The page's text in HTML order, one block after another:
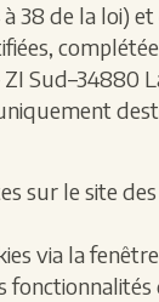
à 38 de la loi)
ZI Sud–34880
sur le site
via la